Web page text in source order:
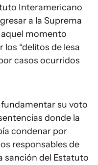
Interamericano
a la Suprema
momento
“delitos de lesa
casos ocurridos
su voto
donde la
condenar por
responsables de
sanción del Estatuto